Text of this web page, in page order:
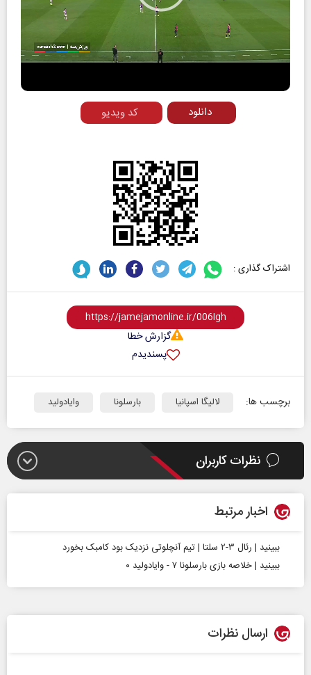
Play
Video
کد ویدیو دانلود
اشتراک گذاری :
گزارش خطا
پسندیدم
برچسب ها: لالیگا اسپانیا بارسلونا وایادولید
نظرات کاربران
اخبار مرتبط
ببینید | رئال ۳-۲ سلتا | تیم آنچلوتی نزدیک بود کامبک بخورد
ببینید | خلاصه بازی بارسلونا ۷ - وایادولید ۰
ارسال نظرات